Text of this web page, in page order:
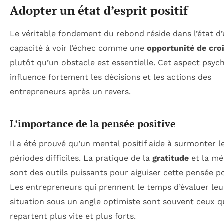
Adopter un état d’esprit positif
Le véritable fondement du rebond réside dans l’état
capacité à voir l’échec comme une opportunité de
plutôt qu’un obstacle est essentielle. Cet aspect
influence fortement les décisions et les actions des
entrepreneurs après un revers.
L’importance de la pensée positive
Il a été prouvé qu’un mental positif aide à surmonter
périodes difficiles. La pratique de la gratitude et la
sont des outils puissants pour aiguiser cette pensée
Les entrepreneurs qui prennent le temps d’évaluer
situation sous un angle optimiste sont souvent ceux
repartent plus vite et plus forts.